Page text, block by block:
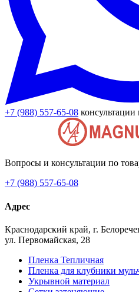
+7 (988) 557-65-08
Вопросы и консультации по
+7 (988) 557-65-08
Адрес
Краснодарский край, г.
ул. Первомайская, 28
Пленка Тепличная
Пленка для клубники
Укрывной материал